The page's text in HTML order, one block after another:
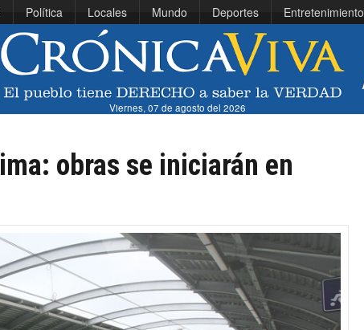
Política Locales Mundo Deportes Entretenimiento
Viernes, 07 de agosto del 2026
obras se iniciarán en